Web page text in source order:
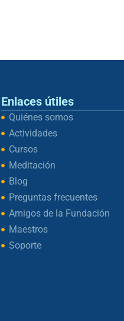
Enlaces útiles
Quiénes somos
Actividades
Cursos
Meditación
Blog
Preguntas frecuentes
Amigos de la Fundación
Maestros
Soporte